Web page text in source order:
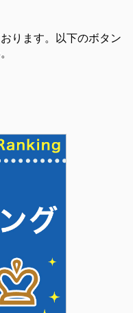
ります。以下のボタン